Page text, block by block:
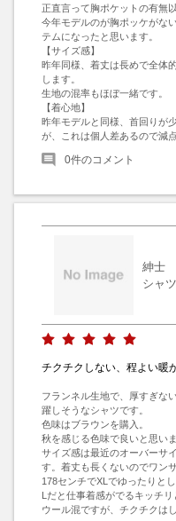
正直言って胸ポケットの有無
今年モデルのが胸ポッケがな
テムになったと思います。
【サイズ感】
昨年同様、着丈は長めで全体
します。
生地の混率もほぼ一緒です。
【着心地】
昨年モデルと同様、首回りが
が、これは個人差あるので減
0件のコメント
紳士
シャツ
チクチクしない、程よい暖
フランネル生地で、厚すぎな
躍しそうなシャツです。
色味はブラウンを購入。
秋を感じる色味で良いと思いま
サイズ感は最近のオーバーサ
す。着丈も長くないのでワン
178センチでXLでゆったりとし
Lだと仕事着感がでるキッチリ
ウール混ですが、チクチクは